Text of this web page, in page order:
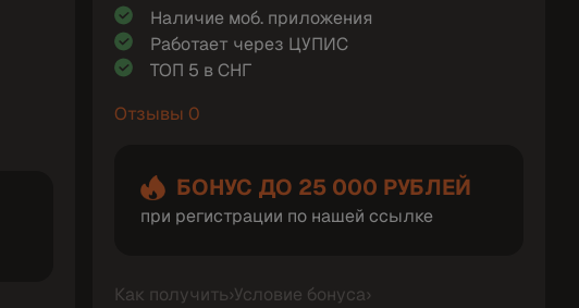
Наличие моб. приложения
Работает через ЦУПИС
ТОП 5 в СНГ
Отзывы 0
БОНУС ДО 25 000 РУБЛЕЙ
при регистрации по нашей ссылке
Как получить›Условие бонуса›